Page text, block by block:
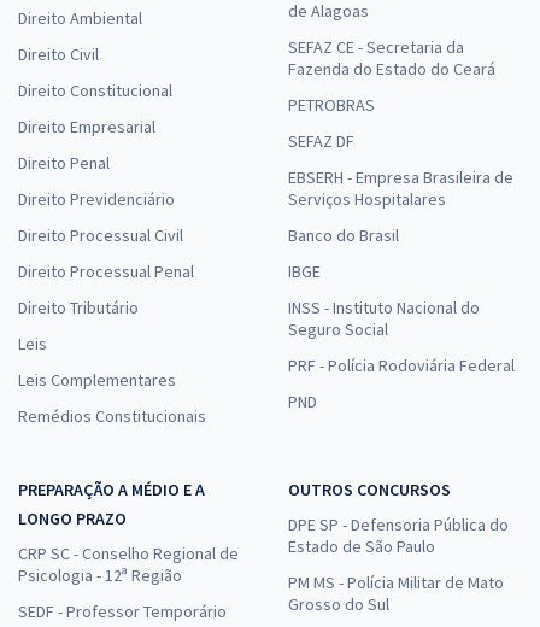
Direito Ambiental
Direito Civil
Direito Constitucional
Direito Empresarial
Direito Penal
Direito Previdenciário
Direito Processual Civil
Direito Processual Penal
Direito Tributário
Leis
Leis Complementares
Remédios Constitucionais
de Alagoas
SEFAZ CE - Secretaria da
Fazenda do Estado do Ceará
PETROBRAS
SEFAZ DF
EBSERH - Empresa Brasileira de
Serviços Hospitalares
Banco do Brasil
IBGE
INSS - Instituto Nacional do
Seguro Social
PRF - Polícia Rodoviária Federal
PND
PREPARAÇÃO A MÉDIO E A
LONGO PRAZO
CRP SC - Conselho Regional de
Psicologia - 12ª Região
SEDF - Professor Temporário
OUTROS CONCURSOS
DPE SP - Defensoria Pública do
Estado de São Paulo
PM MS - Polícia Militar de Mato
Grosso do Sul